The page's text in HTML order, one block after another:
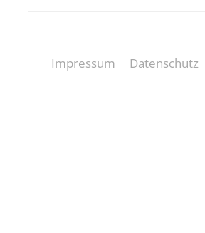
Impressum Datenschutz